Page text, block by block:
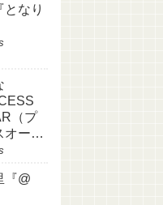
となり
（プ
オール
『@